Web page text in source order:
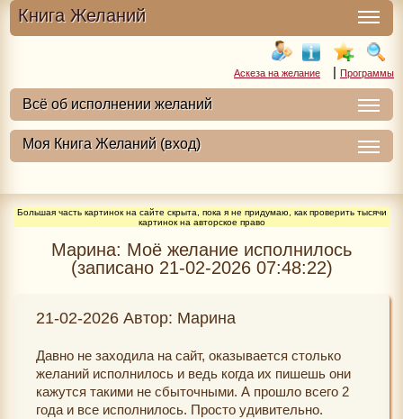
Книга Желаний
Аскеза на желание | Программы
Большая часть картинок на сайте скрыта, пока я не придумаю, как проверить тысячи
картинок на авторское право
Марина: Моё желание исполнилось
(записано 21-02-2026 07:48:22)
21-02-2026 Автор: Марина
Давно не заходила на сайт, оказывается столько
желаний исполнилось и ведь когда их пишешь они
кажутся такими не сбыточными. А прошло всего 2
года и все исполнилось. Просто удивительно.